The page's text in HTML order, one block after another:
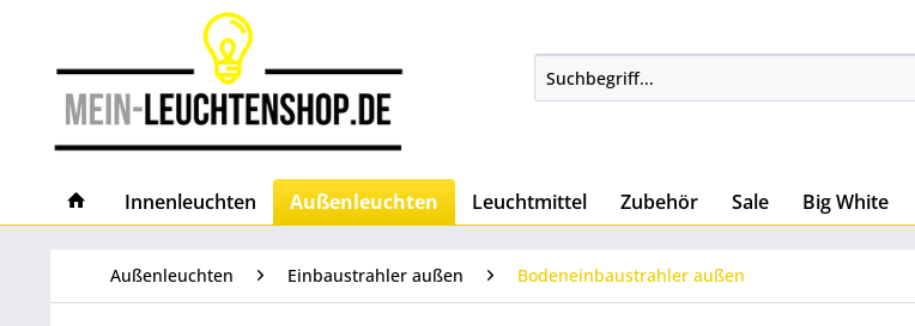
Innenleuchten Außenleuchten Leuchtmittel Zubehör Sale Big White
Außenleuchten Einbaustrahler außen Bodeneinbaustrahler außen